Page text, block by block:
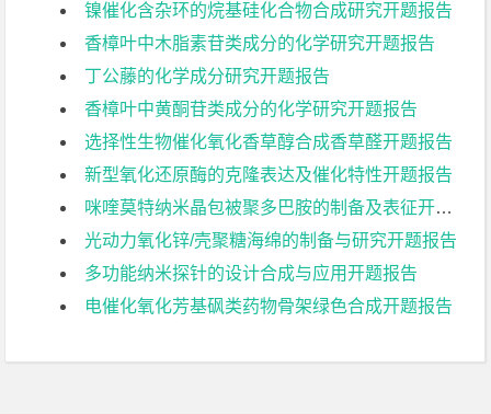
镍催化含杂环的烷基硅化合物合成研究开题报告
香樟叶中木脂素苷类成分的化学研究开题报告
丁公藤的化学成分研究开题报告
香樟叶中黄酮苷类成分的化学研究开题报告
选择性生物催化氧化香草醇合成香草醛开题报告
新型氧化还原酶的克隆表达及催化特性开题报告
咪喹莫特纳米晶包被聚多巴胺的制备及表征开题报告
光动力氧化锌/壳聚糖海绵的制备与研究开题报告
多功能纳米探针的设计合成与应用开题报告
电催化氧化芳基砜类药物骨架绿色合成开题报告